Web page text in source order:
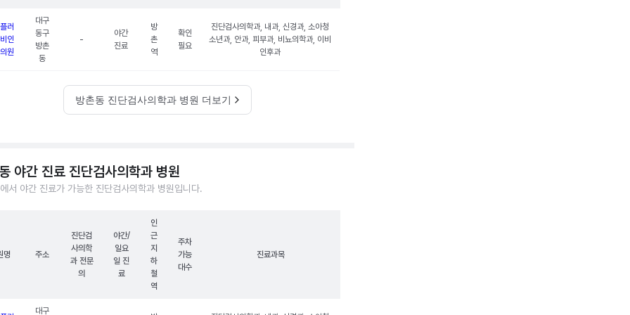
러
인
원
대구
동구
방촌
동
-
야간
진료
방
촌
역
확인
필요
진단검사의학과, 내과, 신경과, 소아청
소년과, 안과, 피부과, 비뇨의학과, 이비
인후과
방촌동 진단검사의학과 병원 더보기
야간 진료 진단검사의학과 병원
서 야간 진료가 가능한 진단검사의학과 병원입니다.
명 주소
진단검
사의학
과 전문
의
야간/
일요
일 진
료
인
근
지
하
철
역
주차
가능
대수
진료과목
대구